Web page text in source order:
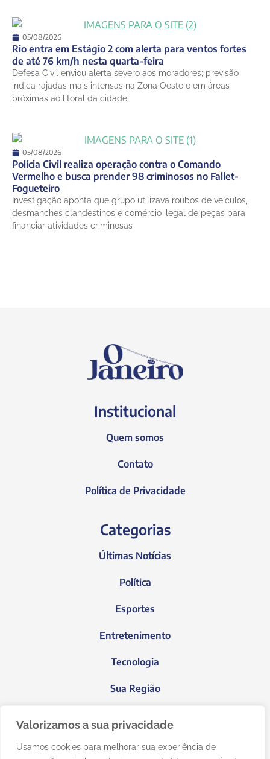
Valorizamos a sua privacidade
Usamos cookies para melhorar sua experiência de
05/08/2026
Rio entra em Estágio 2 com alerta para ventos fortes
de até 76 km/h nesta quarta-feira
Defesa Civil enviou alerta severo aos moradores; previsão
indica rajadas mais intensas na Zona Oeste e em áreas
próximas ao litoral da cidade
05/08/2026
Polícia Civil realiza operação contra o Comando
Vermelho e busca prender 98 criminosos no Fallet-
Fogueteiro
Investigação aponta que grupo utilizava roubos de veículos,
desmanches clandestinos e comércio ilegal de peças para
financiar atividades criminosas
Institucional
Quem somos
Contato
Política de Privacidade
Categorias
Últimas Notícias
Política
Esportes
Entretenimento
Tecnologia
Sua Região